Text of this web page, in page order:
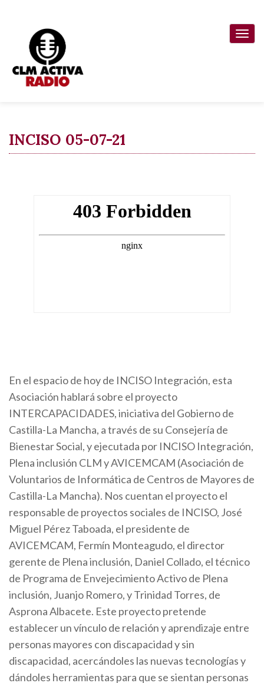
contenido
principal
INCISO 05-07-21
En el espacio de hoy de INCISO Integración, esta
Asociación hablará sobre el proyecto
INTERCAPACIDADES, iniciativa del Gobierno de
Castilla-La Mancha, a través de su Consejería de
Bienestar Social, y ejecutada por INCISO Integración,
Plena inclusión CLM y AVICEMCAM (Asociación de
Voluntarios de Informática de Centros de Mayores de
Castilla-La Mancha). Nos cuentan el proyecto el
responsable de proyectos sociales de INCISO, José
Miguel Pérez Taboada, el presidente de
AVICEMCAM, Fermín Monteagudo, el director
gerente de Plena inclusión, Daniel Collado, el técnico
de Programa de Envejecimiento Activo de Plena
inclusión, Juanjo Romero, y Trinidad Torres, de
Asprona Albacete. Este proyecto pretende
establecer un vínculo de relación y aprendizaje entre
personas mayores con discapacidad y sin
discapacidad, acercándoles las nuevas tecnologías y
dándoles herramientas para que se sientan personas